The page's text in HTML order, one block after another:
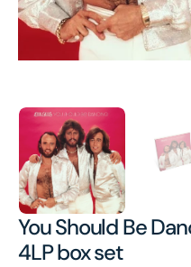
You Should Be
4LP box set